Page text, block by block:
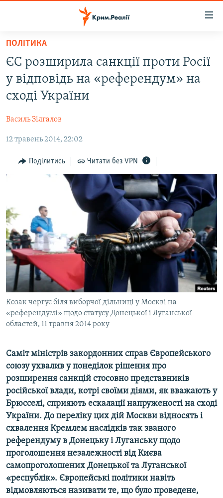
Перейти
основного
матеріалу
Перейти
до
основної
Перейти
пошуку
ВОДА.КРИМ
ВІДЕО ТА ФОТО
БЛОГИ
ПОГЛЯД
ІНТЕРВ'Ю
ВСЕ ЗА ДЕНЬ
ДЕПОРТАЦІЯ
ВІДЕОУРОКИ «ELIFBE»
СВІДЧЕННЯ ОКУПАЦІЇ
УКРАЇНСЬКА ПРОБЛЕМА КРИМУ
ЯК ОБІЙТИ БЛОКУВАННЯ
Русский
Qırımtatar
ДОЛУЧАЙСЯ!
ПОЛІТИКА
ЄС розширила санкції проти Росії
у відповідь на «референдум» на
сході України
Василь Зілгалов
12 травень 2014, 22:02
Поділитись Читати без VPN
Козак чергує біля виборчої дільниці у Москві на
«референдумі» щодо статусу Донецької і Луганської
областей, 11 травня 2014 року
Саміт міністрів закордонних справ Європейського
союзу ухвалив у понеділок рішення про
розширення санкцій стосовно представників
російської влади, котрі своїми діями, як вважають у
Брюсселі, сприяють ескалації напруженості на сході
України. До переліку цих дій Москви відносять і
схвалення Кремлем наслідків так званого
референдуму в Донецьку і Луганську щодо
проголошення незалежності від Києва
самопроголошених Донецької та Луганської
«республік». Європейські політики навіть
відмовляються називати те, що було проведене,